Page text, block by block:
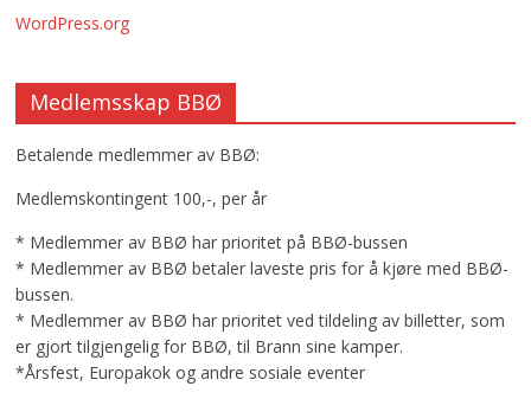
WordPress.org
Medlemsskap BBØ
Betalende medlemmer av BBØ:
Medlemskontingent 100,-, per år
* Medlemmer av BBØ har prioritet på BBØ-bussen
* Medlemmer av BBØ betaler laveste pris for å kjøre med BBØ-
bussen.
* Medlemmer av BBØ har prioritet ved tildeling av billetter, som
er gjort tilgjengelig for BBØ, til Brann sine kamper.
*Årsfest, Europakok og andre sosiale eventer